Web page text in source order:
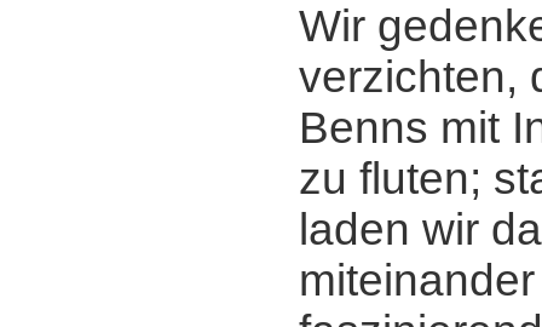
Wir
verzichten,
Benns mit
zu fluten;
laden wir